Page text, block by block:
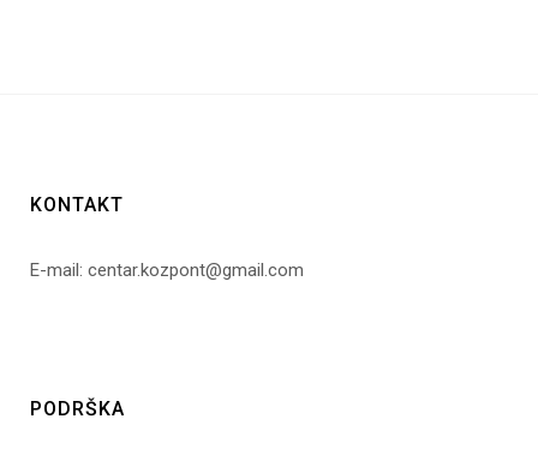
KONTAKT
E-mail: centar.kozpont@gmail.com
PODRŠKA